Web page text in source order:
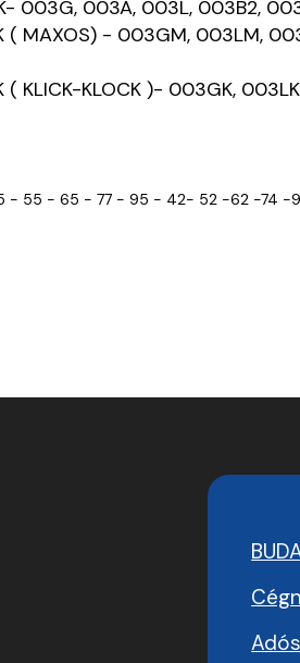
003G, 003A, 003L, 003B2,
( MAXOS) - 003GM, 003LM,
( KLICK-KLOCK )- 003GK,
- 55 - 65 - 77 - 95 - 42- 52 -62 -74 -